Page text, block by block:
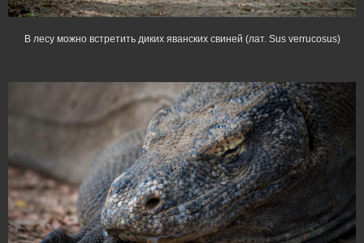
В лесу можно встретить диких яванских свиней (лат. Sus verrucosus)